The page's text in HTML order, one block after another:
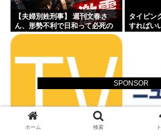
SPONSOR
【夫婦別姓刑事】 週刊文春さ
ん、形勢不利で日和って必死の
火消しムーブ『SNSのデマが
タイピン
すればい
「あ、この人は信用出来る
俺小林な
ホーム 検索